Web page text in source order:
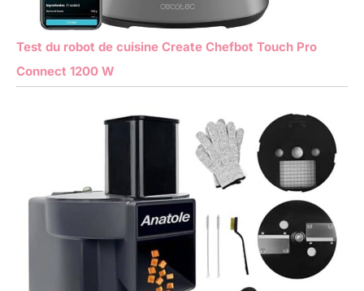
Test du robot de cuisine Create Chefbot Touch Pro
Connect 1200 W